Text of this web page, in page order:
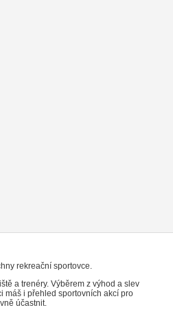
rekreační sportovce.
a trenéry. Výběrem z výhod a slev
máš i přehled sportovních akcí pro
účastnit.